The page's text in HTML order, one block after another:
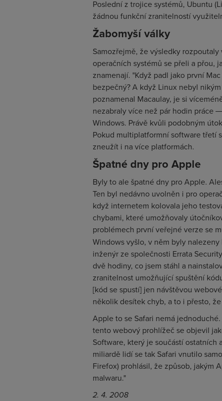
Poslední z trojice systémů, Ubuntu
žádnou funkční zranitelností
Žabomyší války
Samozřejmě, že výsledky
operačních systémů se přeli a přou,
znamenají. "Když padl jako první
bezpečný? A když Linux nebyl
poznamenal Macaulay, je si
nezabraly více než pár hodin práce
Windows. Právě kvůli podobným
Pokud multiplatformní software třetí
zneužít i na více platformách.
Špatné dny pro Apple
Byly to ale špatné dny pro Apple.
Ten byl nedávno uvolněn i pro
když internetem kolovala jeho
chybami, které umožňovaly
problémech první veřejné verze se
Windows vyšlo, v něm byly
inženýr ze společnosti Errata
dvě hodiny, co jsem stáhl a
zranitelnost umožňující spuštění
[kód se spustí] jen návštěvou
několik desítek chyb, a to i přesto,
Apple to se Safari nemá
tento webový prohlížeč se objevil
Software, který je součástí ostatních
miliardě lidí se tak Safari vnutilo
Firefox) prohlásil, že způsob, jakým
malwaru."
2. 4. 2008